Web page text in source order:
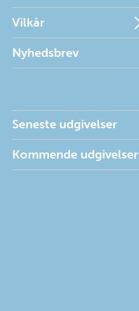
Vilkår
Nyhedsbrev
Seneste udgivelser
Kommende udgivelser